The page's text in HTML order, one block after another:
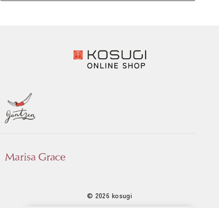
© 2026 kosugi